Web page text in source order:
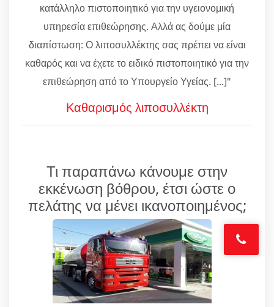
κατάλληλο πιστοποιητικό για την υγειονομική
υπηρεσία επιθεώρησης. Αλλά ας δούμε μία
διαπίστωση: Ο λιποσυλλέκτης σας πρέπει να είναι
καθαρός και να έχετε το ειδικό πιστοποιητικό για την
επιθεώρηση από το Υπουργείο Υγείας. [...]"
Καθαρισμός λιποσυλλέκτη
Τι παραπάνω κάνουμε στην
εκκένωση βόθρου, έτσι ώστε ο
πελάτης να μένει ικανοποιημένος;